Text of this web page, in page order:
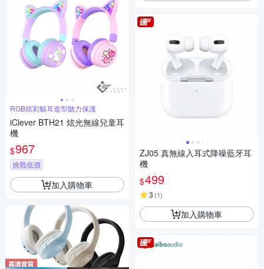
RGB炫彩貓耳造型聽力保護
iClever BTH21 炫光無線兒童耳
機
$967
挑戰低價
加入購物車
ZJ05 真無線入耳式降噪藍牙耳
機
$499
3 (1)
加入購物車